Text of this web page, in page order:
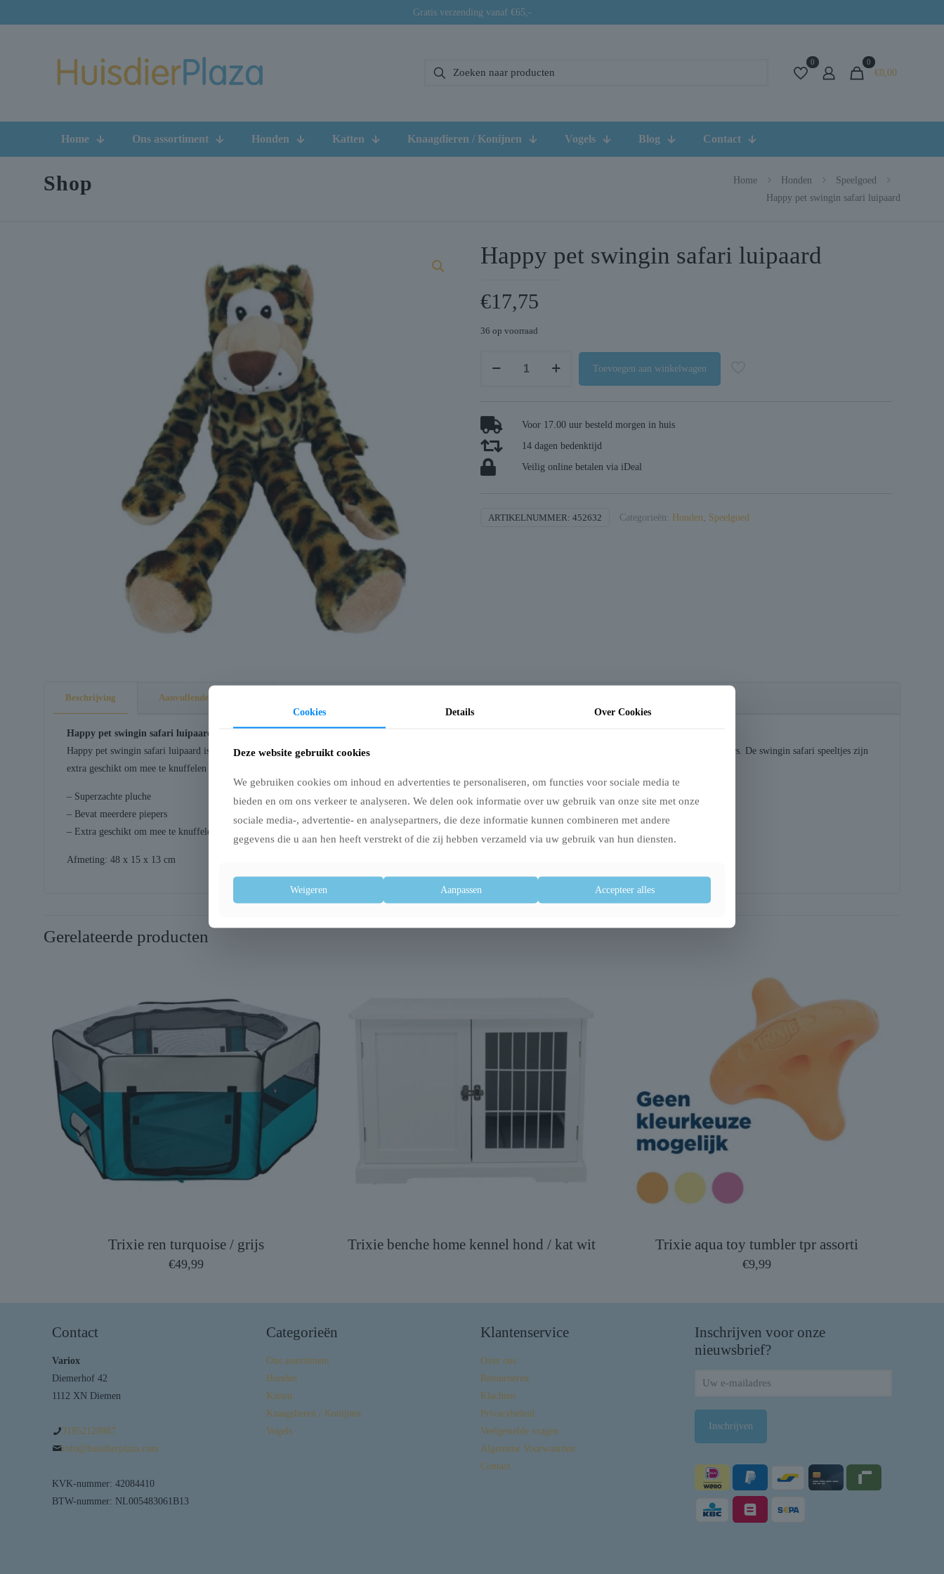
Gratis verzending vanaf €65,-
0 0
€0,00
Home Ons assortiment Honden Katten Knaagdieren / Konijnen Vogels Blog Contact
Shop Home Honden
Speelgoed
Happy pet swingin safari luipaard
Happy pet swingin safari luipaard
€17,75
36 op voorraad
luipaard
aantal
Toevoegen aan winkelwagen
Voor 17.00 uur besteld morgen in huis
14 dagen bedenktijd
Veilig online betalen via iDeal
ARTIKELNUMMER: 452632 Categorieën: Honden Speelgoed
Beschrijving Aanvullende informatie
Happy pet swingin safari luipaard 48X15X13 CM
Happy pet swingin safari luipaard is een hondenknuffel van een luipaard. Dit avontuurlijke hondenspeeltje houdt de aandacht van je hond vast doormiddel van de piepers. De swingin safari speeltjes zijn
extra geschikt om mee te knuffelen dankzij de extra lange armen en superzachte pluche stof.
– Superzachte pluche
– Bevat meerdere piepers
– Extra geschikt om mee te knuffelen
Afmeting: 48 x 15 x 13 cm
Gerelateerde producten
Trixie ren turquoise / grijs
€49,99
Trixie benche home kennel hond / kat wit Trixie aqua toy tumbler tpr assorti
€9,99
Contact
Variox
Diemerhof 42
1112 XN Diemen
31852128987
info@huisdierplaza.com
KVK-nummer: 42084410
BTW-nummer: NL005483061B13
Categorieën
Ons assortiment
Honden
Katten
Knaagdieren / Konijnen
Vogels
Klantenservice
Over ons
Retourneren
Klachten
Privacybeleid
Veelgestelde vragen
Algemene Voorwaarden
Contact
Inschrijven voor onze
nieuwsbrief?
Cookies Details Over Cookies
Deze website gebruikt cookies
We gebruiken cookies om inhoud en advertenties te personaliseren, om functies voor sociale media te
bieden en om ons verkeer te analyseren. We delen ook informatie over uw gebruik van onze site met onze
sociale media-, advertentie- en analysepartners, die deze informatie kunnen combineren met andere
gegevens die u aan hen heeft verstrekt of die zij hebben verzameld via uw gebruik van hun diensten.
Weigeren Aanpassen Accepteer alles